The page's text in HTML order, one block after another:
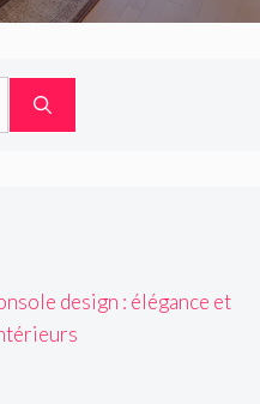
design : élégance et